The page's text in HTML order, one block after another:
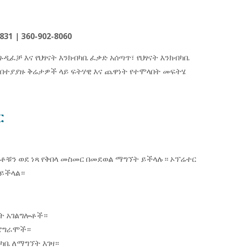
| 360-902-8060
እና የህፃናት እንክብካቤ ፈቃድ አሰጣጥ፣ የህፃናት እንክብካቤ
ቅሬታዎች ላይ ፍትሃዊ እና ጨዋነት የተሞላበት መፍትሄ
ወደ ነጻ የቅበላ መስመር በመደወል ማግኘት ይችላሉ። ኦፕሬተር
አገልግሎቶች።
ለማግኘት እገዛ።